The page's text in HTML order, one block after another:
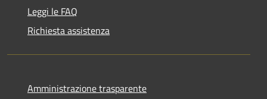
Leggi le FAQ
Richiesta assistenza
Amministrazione trasparente